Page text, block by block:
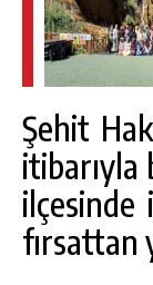
Şehit
itibarıyla
fırsattan